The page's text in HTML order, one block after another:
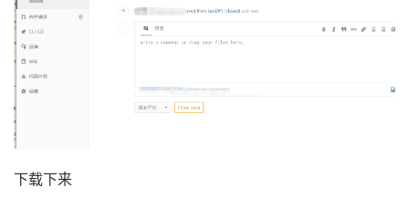
下载下来